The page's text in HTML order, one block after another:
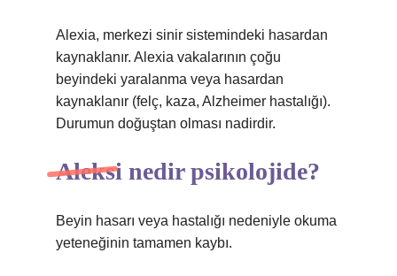
Alexia, merkezi sinir sistemindeki hasardan
kaynaklanır. Alexia vakalarının çoğu
beyindeki yaralanma veya hasardan
kaynaklanır (felç, kaza, Alzheimer hastalığı).
Durumun doğuştan olması nadirdir.
Aleksi nedir psikolojide?
Beyin hasarı veya hastalığı nedeniyle okuma
yeteneğinin tamamen kaybı.